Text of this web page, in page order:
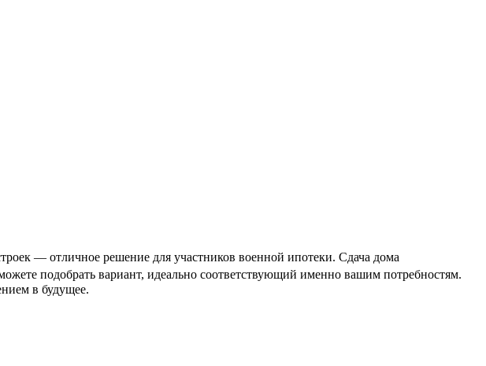
— отличное решение для участников военной ипотеки. Сдача дома
подобрать вариант, идеально соответствующий именно вашим потребностям.
в будущее.